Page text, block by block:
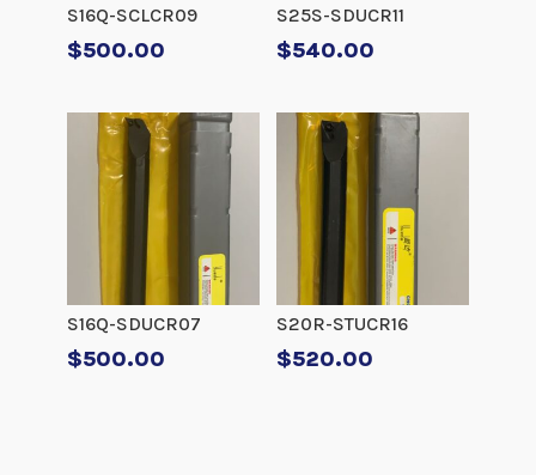
S16Q-SCLCR09
$500.00
S25S-SDUCR11
$540.00
S16Q-SDUCR07
$500.00
S20R-STUCR16
$520.00